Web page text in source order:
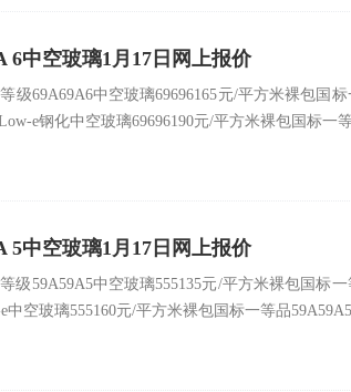
6中空玻璃1月17日网上报价
级69A69A6中空玻璃69696165元/平方米裸包国
e钢化中空玻璃69696190元/平方米裸包国标一
5中空玻璃1月17日网上报价
级59A59A5中空玻璃555135元/平方米裸包国标
中空玻璃555160元/平方米裸包国标一等品